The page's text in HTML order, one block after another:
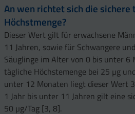
An wen richtet sich die sichere
Höchstmenge?
Dieser Wert gilt für erwachsene
11 Jahren, sowie für Schwangere
Säuglinge im Alter von 0 bis unter 6
tägliche Höchstemenge bei 25 µg
unter 12 Monaten liegt dieser Wert
1 Jahr bis unter 11 Jahren gilt eine
50 µg/Tag [3, 8].